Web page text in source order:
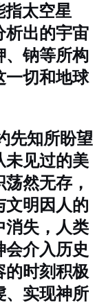
指太空星
析出的宇宙
、钠等所构
一切和地球
先知所盼望
未见过的美
然无存，
文明因人的
消失，人类
介入历史
的时刻积极
、实现神所